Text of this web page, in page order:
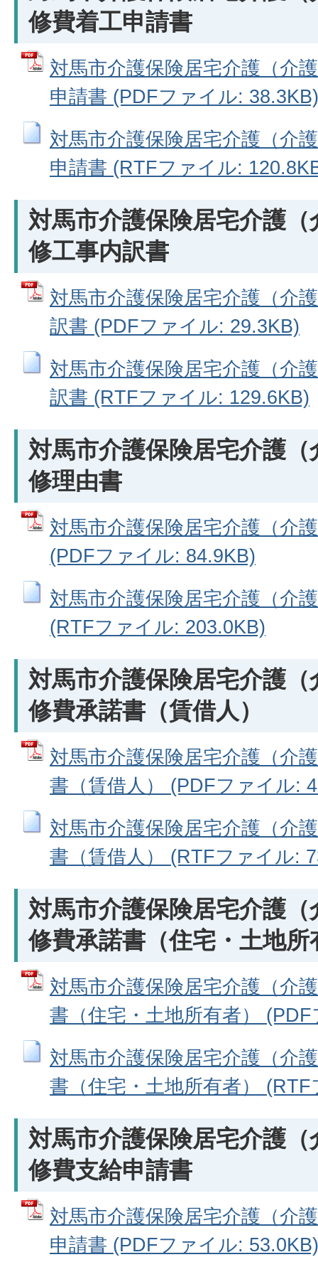
修費着工申請書
対馬市介護保険居宅介護（介
申請書 (PDFファイル: 38.3KB)
対馬市介護保険居宅介護（介
申請書 (RTFファイル:
対馬市介護保険居宅介護
修工事内訳書
対馬市介護保険居宅介護（介
訳書 (PDFファイル: 29.3KB)
対馬市介護保険居宅介護（介
訳書 (RTFファイル: 129.6KB)
対馬市介護保険居宅介護
修理由書
対馬市介護保険居宅介護（介
(PDFファイル: 84.9KB)
対馬市介護保険居宅介護（介
(RTFファイル: 203.0KB)
対馬市介護保険居宅介護
修費承諾書（賃借人）
対馬市介護保険居宅介護（介
書（賃借人） (PDFファイル:
対馬市介護保険居宅介護（介
書（賃借人） (RTFファイル:
対馬市介護保険居宅介護
修費承諾書（住宅・土地所
対馬市介護保険居宅介護（介
書（住宅・土地所有者）
対馬市介護保険居宅介護（介
書（住宅・土地所有者）
対馬市介護保険居宅介護
修費支給申請書
対馬市介護保険居宅介護（介
申請書 (PDFファイル: 53.0KB)